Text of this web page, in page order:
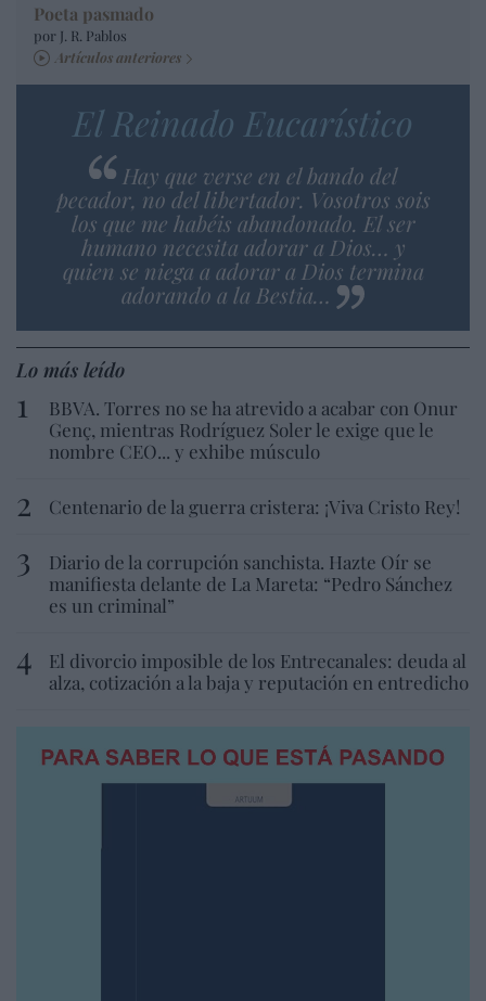
Poeta pasmado
por J. R. Pablos
Artículos anteriores
El Reinado Eucarístico
Hay que verse en el bando del
pecador, no del libertador. Vosotros sois
los que me habéis abandonado. El ser
humano necesita adorar a Dios… y
quien se niega a adorar a Dios termina
adorando a la Bestia…
Lo más leído
BBVA. Torres no se ha atrevido a acabar con Onur
Genç, mientras Rodríguez Soler le exige que le
nombre CEO... y exhibe músculo
Centenario de la guerra cristera: ¡Viva Cristo Rey!
Diario de la corrupción sanchista. Hazte Oír se
manifiesta delante de La Mareta: “Pedro Sánchez
es un criminal”
El divorcio imposible de los Entrecanales: deuda al
alza, cotización a la baja y reputación en entredicho